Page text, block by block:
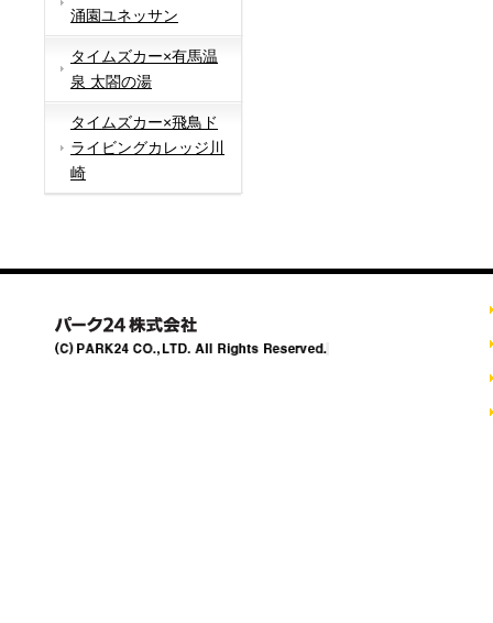
涌園ユネッサン
タイムズカー×有馬温
泉 太閤の湯
タイムズカー×飛鳥ド
ライビングカレッジ川
崎